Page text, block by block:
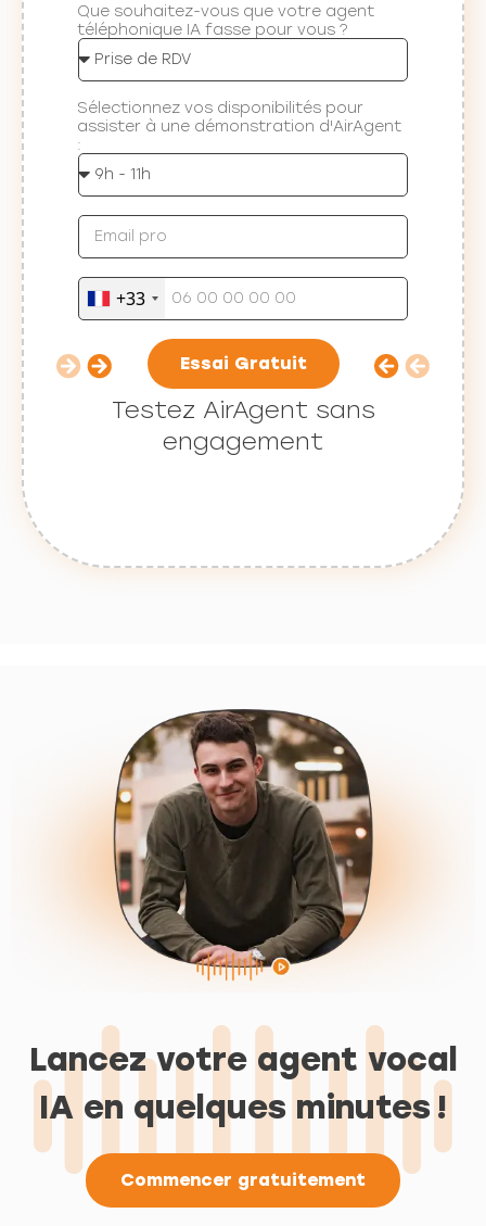
Que souhaitez-vous que votre agent
téléphonique IA fasse pour vous ?
Sélectionnez vos disponibilités pour
assister à une démonstration d'AirAgent
:
+33
Essai Gratuit
Testez AirAgent sans
engagement
Lancez votre agent vocal
IA en quelques minutes !
Commencer gratuitement